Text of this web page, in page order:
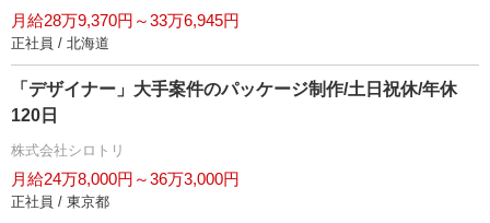
月給28万9,370円～33万6,945円
正社員 / 北海道
「デザイナー」大手案件のパッケージ制作/土日祝休/年休
120日
株式会社シロトリ
月給24万8,000円～36万3,000円
正社員 / 東京都